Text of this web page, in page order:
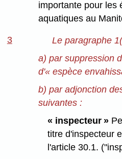
importante pour les
aquatiques au
3
Le paragraphe
a) par suppression
d'« espèce
b) par adjonction
suivantes :
« inspecteur »
titre d'inspecteur
l'article 30.1.